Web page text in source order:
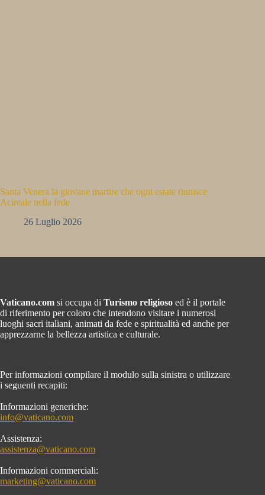
Santa Venera la giovane martire che ogni estate riunisce
Acireale nella fede
26 Luglio 2026
Vaticano.com si occupa di Turismo religioso ed è il portale
di riferimento per coloro che intendono visitare i numerosi
luoghi sacri italiani, animati da fede e spiritualità ed anche per
apprezzarne la bellezza artistica e culturale.
Per informazioni compilare il modulo sulla sinistra o utilizzare
i seguenti recapiti:
Informazioni generiche:
info@vaticano.com
Assistenza:
assistenza@vaticano.com
Informazioni commerciali:
marketing@vaticano.com